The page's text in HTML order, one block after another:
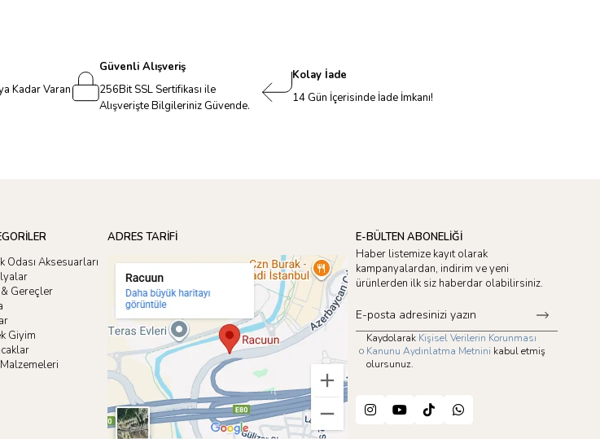
Kadar Varan
Güvenli Alışveriş
256Bit SSL Sertifikası ile
Alışverişte Bilgileriniz Güvende.
Kolay İade
14 Gün İçerisinde İade İmkanı!
Odası Aksesuarları
Gereçler
Giyim
ADRES TARİFİ
E-BÜLTEN ABONELİĞİ
Haber listemize kayıt olarak
kampanyalardan, indirim ve yeni
ürünlerden ilk siz haberdar olabilirsiniz.
Kaydolarak Kişisel Verilerin Korunması
Kanunu Aydınlatma Metnini kabul etmiş
olursunuz.